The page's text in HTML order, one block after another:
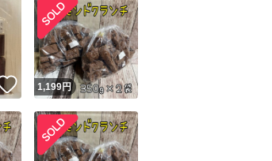
いいね！
1,199円